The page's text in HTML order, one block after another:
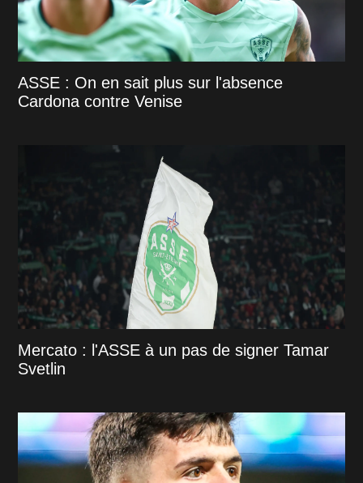
ASSE : On en sait plus sur l'absence
Cardona contre Venise
Mercato : l'ASSE à un pas de signer Tamar
Svetlin